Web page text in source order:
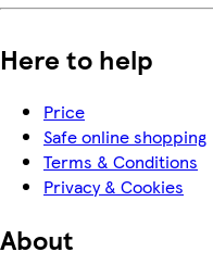
Here to help
Price
Safe online shopping
Terms & Conditions
Privacy & Cookies
About